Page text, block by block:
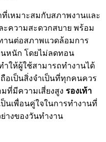
ที่เหมาะสมกับสภาพงานและ
ความสะดวกสบาย พร้อม
านต่อสภาพแวดล้อมการ
หนัก โดยไม่ลดทอน
ให้ผู้ใช้สามารถทำงานได้
อเป็นสิ่งจำเป็นที่ทุกคนควร
ที่มีความเสี่ยงสูง รองเท้า
ป็นเพื่อนคู่ใจในการทำงานที่
างของวันทำงาน